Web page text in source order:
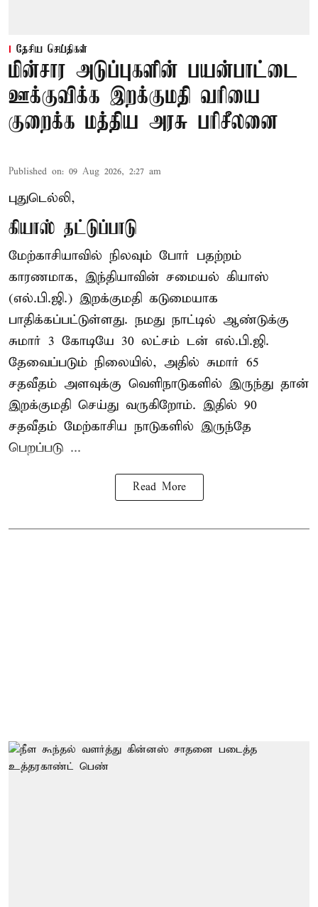
தேசிய செய்திகள்
மின்சார அடுப்புகளின் பயன்பாட்டை
ஊக்குவிக்க இறக்குமதி வரியை
குறைக்க மத்திய அரசு பரிசீலனை
Published on: 09 Aug 2026, 2:27 am
புதுடெல்லி,
கியாஸ் தட்டுப்பாடு
மேற்காசியாவில் நிலவும் போர் பதற்றம்
காரணமாக, இந்தியாவின் சமையல் கியாஸ்
(எல்.பி.ஜி.) இறக்குமதி கடுமையாக
பாதிக்கப்பட்டுள்ளது. நமது நாட்டில் ஆண்டுக்கு
சுமார் 3 கோடியே 30 லட்சம் டன் எல்.பி.ஜி.
தேவைப்படும் நிலையில், அதில் சுமார் 65
சதவீதம் அளவுக்கு வெளிநாடுகளில் இருந்து தான்
இறக்குமதி செய்து வருகிறோம். இதில் 90
சதவீதம் மேற்காசிய நாடுகளில் இருந்தே
பெறப்படு ...
Read More